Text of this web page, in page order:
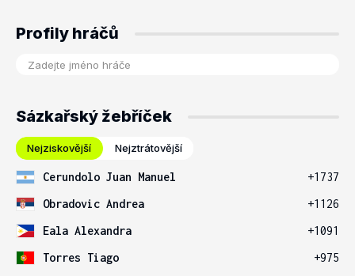
Profily hráčů
Sázkařský žebříček
Nejziskovější Nejztrátovější
Cerundolo Juan Manuel
+1737
Obradovic Andrea
+1126
Eala Alexandra
+1091
Torres Tiago
+975